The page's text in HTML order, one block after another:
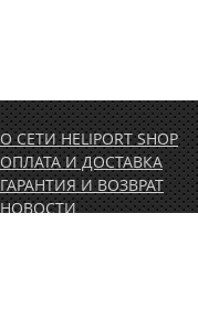
О СЕТИ HELIPORT SHOP
ОПЛАТА И ДОСТАВКА
ГАРАНТИЯ И ВОЗВРАТ
НОВОСТИ